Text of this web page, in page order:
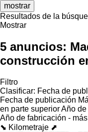
mostrar
Resultados de la
Mostrar
5 anuncios:
construcción
Filtro
Clasificar: Fecha de
Fecha de publicación
en parte superiorAño
Año de fabricación -
⬊ Kilometraje ⬈